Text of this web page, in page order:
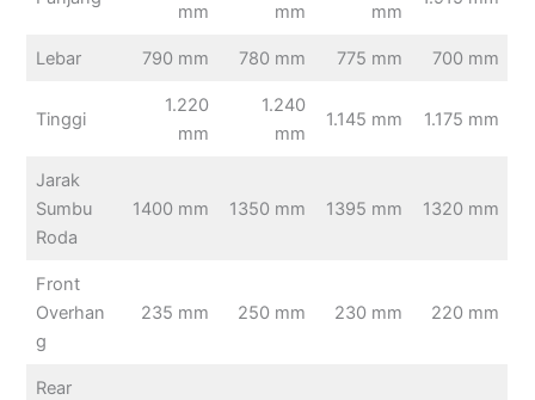
mm
mm
mm
Lebar 790 mm 780 mm 775 mm 700 mm
Tinggi
1.220
mm
1.240
mm
1.145 mm 1.175 mm
Jarak
Sumbu
Roda
1400 mm 1350 mm 1395 mm 1320 mm
Front
Overhan
g
235 mm 250 mm 230 mm 220 mm
Rear